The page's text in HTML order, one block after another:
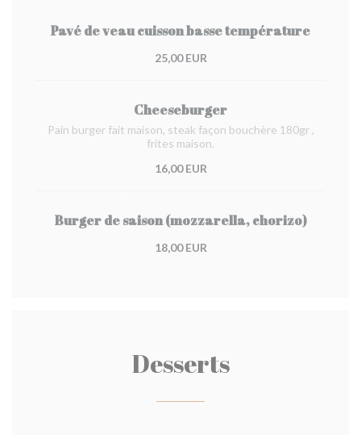
Pavé de veau cuisson basse température
25,00 EUR
Cheeseburger
Pain burger fait maison, steak façon bouchère 180gr ,
frites maison.
16,00 EUR
Burger de saison (mozzarella, chorizo)
18,00 EUR
Desserts